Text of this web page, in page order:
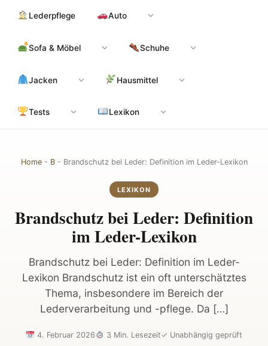
Inhalt
Lederpflege Auto
Sofa & Möbel Schuhe
Jacken Hausmittel
Tests Lexikon
Home- B- Brandschutz bei Leder: Definition im Leder-Lexikon
LEXIKON
Brandschutz bei Leder: Definition
im Leder-Lexikon
Brandschutz bei Leder: Definition im Leder-
Lexikon Brandschutz ist ein oft unterschätztes
Thema, insbesondere im Bereich der
Lederverarbeitung und -pflege. Da […]
4. Februar 2026 3 Min. Lesezeit✓ Unabhängig geprüft